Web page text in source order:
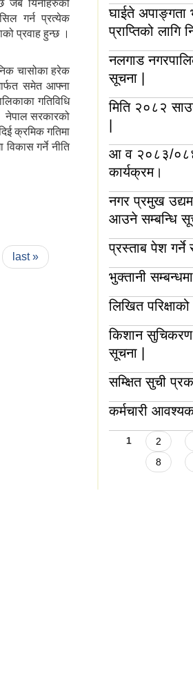
जब यिनीहरुको
गर्न प्रत्येक
प्रवाह हुन्छ ।
चासोका हरेक
समेत आफ्ना
गतिविधि
नेपाल सरकारको
क्रमिक गतिमा
गर्ने नीति
last »
घाईते अपाङ्गता
प्राप्तिको लागि
नलगाड
सूचना |
मिति २०८२
|
आ व २०८३/०८४
कार्यक्रम।
नगर प्रमुख
आउने सम्बन्धि
प्रस्ताब पेश गर्ने
भुक्तानी
लिखित
किशान सुचिकरण
सूचना |
सम्क्षित सुची
कर्मचारी
Pages
1 2
8